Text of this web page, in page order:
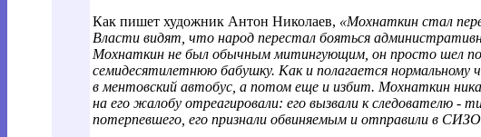
Как пишет художник Антон Николаев, «Мохнаткин стал
Власти видят, что народ перестал бояться
Мохнаткин не был обычным митингующим, он просто шел
семидесятилетнюю бабушку. Как и полагается нормальному
в ментовский автобус, а потом еще и избит. Мохнаткин
на его жалобу отреагировали: его вызвали к следователю -
потерпевшего, его признали обвиняемым и отправили в